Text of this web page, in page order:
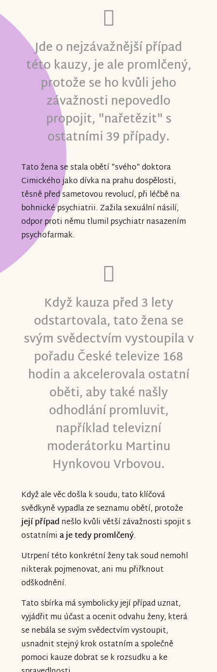
Jde o nejzávažnější případ
této kauzy, je ale promlčený,
protože se ho kvůli jeho
závažnosti nepovedlo
propojit, "nařetězit" s
ostatními 39 případy.
Tato žena se stala obětí "svého" doktora
Cimického jako dívka na prahu dospělosti,
těsně před sametovou revolucí, při léčbě na
bohnické psychiatrii. Zažila sexuální násilí,
odpor proti němu tlumil psychiatr nasazením
psychofarmak.
Když kauza před 3 lety
odstartovala, tato žena se
svým svědectvím vystoupila v
pořadu České televize 168
hodin a akcelerovala ostatní
oběti, aby také našly
odhodlání promluvit,
například televizní
moderátorku Martinu
Hynkovou Vrbovou.
Když ale věc došla k soudu, tato klíčová
svědkyně vypadla ze seznamu obětí, protože
její případ nešlo kvůli větší závažnosti spojit s
ostatními a je tedy promlčený.
Utrpení této konkrétní ženy tak soud nemohl
nikterak pojmenovat, ani mu přiřknout
odškodnění.
Tato sbírka má symbolicky její případ uznat,
vyjádřit mu účast a ocenit odvahu ženy, která
se nebála se svým svědectvím vystoupit,
usnadnit stejný krok ostatním a společně
pomoci kauze dobrat se k rozsudku a ke